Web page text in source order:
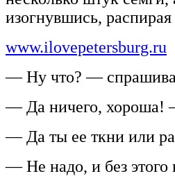
изогнувшись,
www.ilovepetersburg.ru
— Ну что? —
— Да ничего, хороша!
— Да ты ее ткни или
— Не надо, и без этого